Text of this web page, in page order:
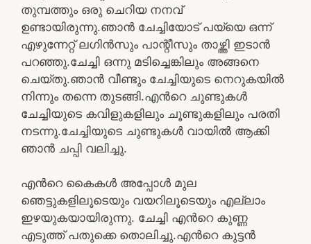
തുമ്പത്തും ഒരു ചെറിയ നനവ്
ഉണ്ടായിരുന്നു.ഞാൻ ചേച്ചിയോട് പയ്യെ ഒന്ന്
എഴുന്നേറ്റ് ലഗിൻസും പാന്റീസും താഴ്ത്തി ഇടാൻ
പറഞ്ഞു.ചേച്ചി ഒന്നു മടിച്ചെങ്കിലും അങ്ങനെ
ചെയ്തു.ഞാൻ വീണ്ടും ചേച്ചിയുടെ നെറുകയിൽ
നിന്നും തന്നെ തുടങ്ങി.എൻറെ ചുണ്ടുകൾ
ചേച്ചിയുടെ കവിളുകളിലും ചൂണ്ടുകളിലും പരതി
നടന്നു.ചേച്ചിയുടെ ചുണ്ടുകൾ വായിൽ ആക്കി
ഞാൻ ചപ്പി വലിച്ചു.
എൻറെ കൈകൾ അപ്പോൾ മുല
ഞെട്ടുകളിലൂടെയും വയറിലൂടെയും എല്ലാം
ഇഴയുകയായിരുന്നു. ചേച്ചി എൻറെ കുണ്ണ
എടുത്ത് പതുക്കെ തൊലിച്ചു.എൻറെ കുട്ടൻ